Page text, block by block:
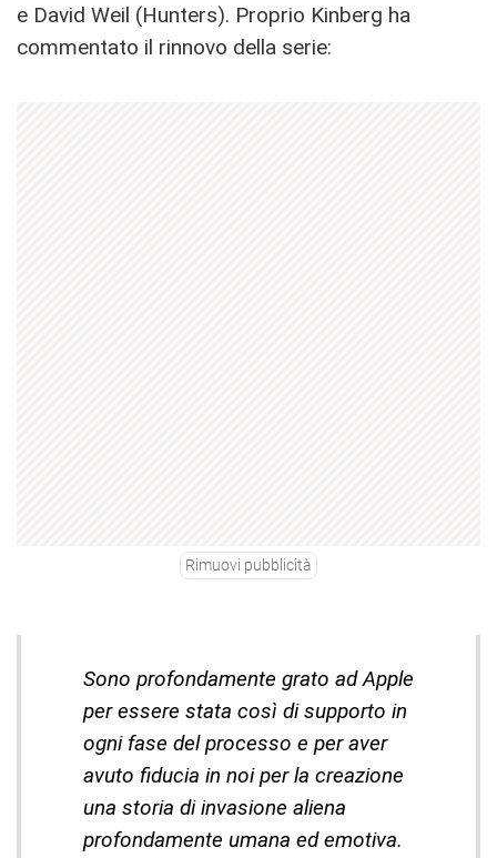
e David Weil (Hunters). Proprio Kinberg ha
commentato il rinnovo della serie:
Rimuovi pubblicità
Sono profondamente grato ad Apple
per essere stata così di supporto in
ogni fase del processo e per aver
avuto fiducia in noi per la creazione
una storia di invasione aliena
profondamente umana ed emotiva.